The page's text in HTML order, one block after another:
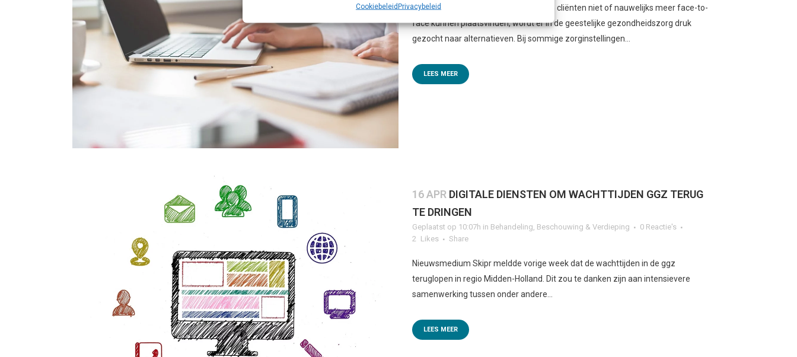
CookiebeleidPrivacybeleid
Nu gesprekken tussen therapeuten en cliënten niet of nauwelijks meer face-to-
face kunnen plaatsvinden, wordt er in de geestelijke gezondheidszorg druk
gezocht naar alternatieven. Bij sommige zorginstellingen...
LEES MEER
16 APR DIGITALE DIENSTEN OM WACHTTIJDEN GGZ TERUG
TE DRINGEN
Geplaatst op 10:07h in Behandeling, Beschouwing & Verdieping
0 Reactie's
2 Likes Share
Nieuwsmedium Skipr meldde vorige week dat de wachttijden in de ggz
teruglopen in regio Midden-Holland. Dit zou te danken zijn aan intensievere
samenwerking tussen onder andere...
LEES MEER